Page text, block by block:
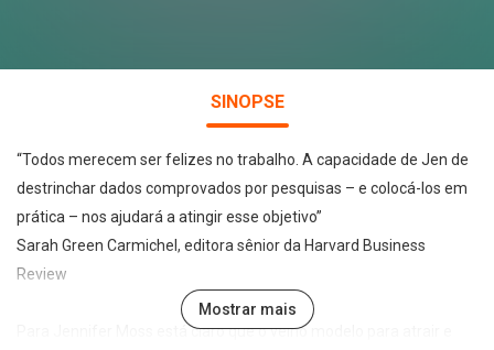
SINOPSE
“Todos merecem ser felizes no trabalho. A capacidade de Jen de
destrinchar dados comprovados por pesquisas – e colocá-los em
prática – nos ajudará a atingir esse objetivo”
Sarah Green Carmichel, editora sênior da Harvard Business
Review
Para Jennifer Moss está claro que o velho modelo para atrair e
Mostrar mais